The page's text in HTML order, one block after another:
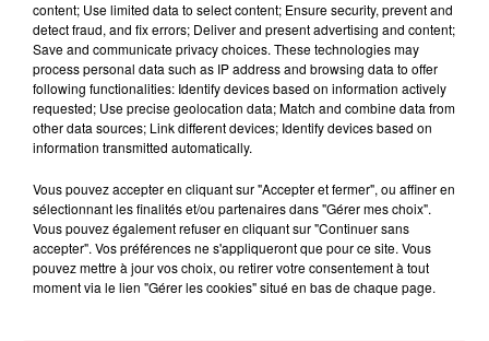
Nice : Éric Ciotti saisit la justice après une chanson polémique
content; Use limited data to select content; Ensure security, prevent and
detect fraud, and fix errors; Deliver and present advertising and content;
Save and communicate privacy choices. These technologies may
process personal data such as IP address and browsing data to offer
following functionalities: Identify devices based on information actively
requested; Use precise geolocation data; Match and combine data from
other data sources; Link different devices; Identify devices based on
information transmitted automatically.
Vous pouvez accepter en cliquant sur "Accepter et fermer", ou affiner en
sélectionnant les finalités et/ou partenaires dans "Gérer mes choix".
Vous pouvez également refuser en cliquant sur "Continuer sans
accepter". Vos préférences ne s'appliqueront que pour ce site. Vous
pouvez mettre à jour vos choix, ou retirer votre consentement à tout
moment via le lien "Gérer les cookies" situé en bas de chaque page.